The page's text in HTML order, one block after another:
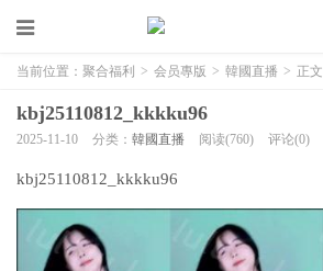
当前位置： 聚合福利 > 会员專版 > 韓國直播 > 正文
kbj25110812_kkkku96
2025-11-10 分类： 韓國直播 阅读(760) 评论(0)
kbj25110812_kkkku96